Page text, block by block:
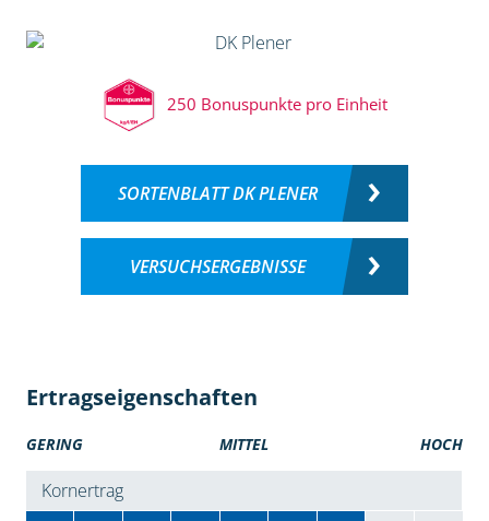
250 Bonuspunkte pro Einheit
SORTENBLATT DK PLENER
VERSUCHSERGEBNISSE
Ertragseigenschaften
GERING MITTEL HOCH
Kornertrag